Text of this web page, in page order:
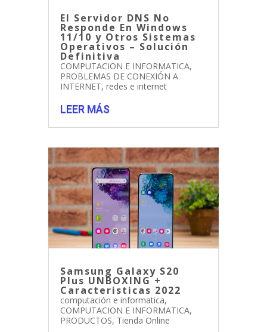
El Servidor DNS No
Responde En Windows
11/10 y Otros Sistemas
Operativos – Solución
Definitiva
COMPUTACION E INFORMATICA,
PROBLEMAS DE CONEXIÓN A
INTERNET, redes e internet
LEER MÁS
Samsung Galaxy S20
Plus UNBOXING +
Caracteristicas 2022
computación e informatica,
COMPUTACION E INFORMATICA,
PRODUCTOS, Tienda Online